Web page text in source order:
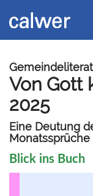
zur
Navigation
zum
Inhalt
Von Gott
2025
Eine Deutung
Monatssprüche
Blick ins Buch